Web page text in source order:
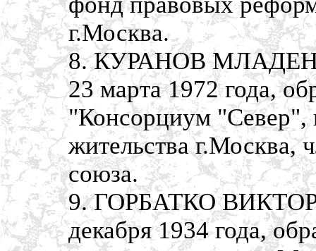
г.Москва.
8. КУРАНОВ МЛАДЕН
23 марта 1972 года,
"Консорциум "Север",
жительства г.Москва,
союза.
9. ГОРБАТКО
декабря 1934 года,